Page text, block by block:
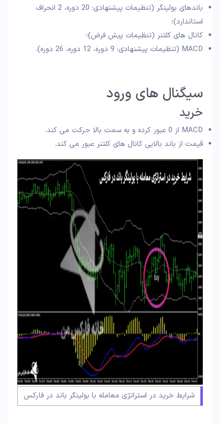
باندهای بولینگر (تنظیمات پیشنهادی: 20 دوره، 2 انحراف
استاندارد)؛
کانال‌ های کلتنر (تنظیمات پیش‌ فرض)؛
MACD (تنظیمات پیشنهادی: 9 دوره، 12 دوره، 26 دوره).
سیگنال‌ های ورود
خرید
MACD از 0 عبور کرده و به سمت بالا حرکت می‌ کند.
قیمت از باند بالایی کانال‌ های کلتنر عبور می‌ کند.
شرایط خرید در استراتژی معامله با بولینگر باند در فارکس